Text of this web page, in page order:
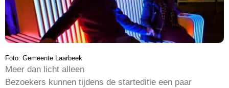
Foto: Gemeente Laarbeek
Meer dan licht alleen
Bezoekers kunnen tijdens de starteditie een paar